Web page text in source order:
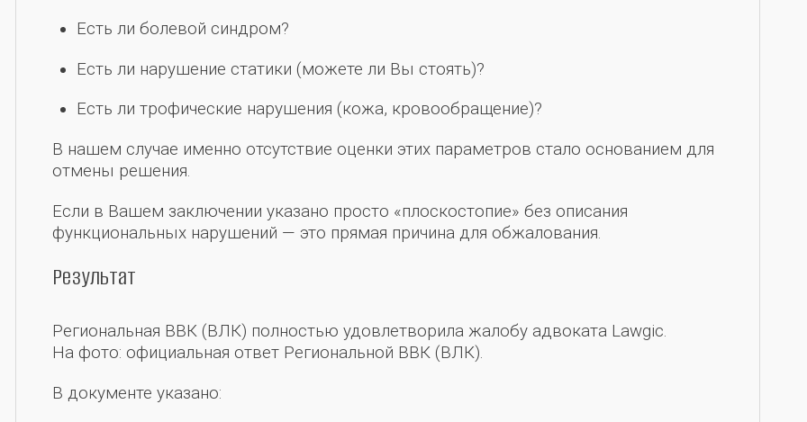
Есть ли болевой синдром?
Есть ли нарушение статики (можете ли Вы стоять)?
Есть ли трофические нарушения (кожа, кровообращение)?
В нашем случае именно отсутствие оценки этих параметров стало основанием для
отмены решения.
Если в Вашем заключении указано просто «плоскостопие» без описания
функциональных нарушений — это прямая причина для обжалования.
Результат
Региональная ВВК (ВЛК) полностью удовлетворила жалобу адвоката Lawgic.
На фото: официальная ответ Региональной ВВК (ВЛК).
В документе указано: